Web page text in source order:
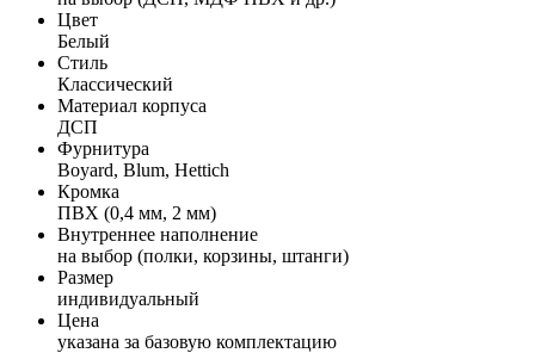
Цвет
Белый
Стиль
Классический
Материал корпуса
ДСП
Фурнитура
Boyard, Blum, Hettich
Кромка
ПВХ (0,4 мм, 2 мм)
Внутреннее наполнение
на выбор (полки, корзины, штанги)
Размер
индивидуальный
Цена
указана за базовую комплектацию